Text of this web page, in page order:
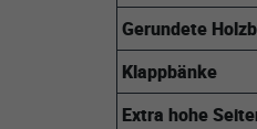
Gerundete
Klappbänke
Extra hohe